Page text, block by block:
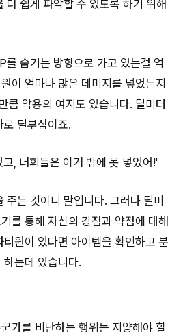
더 쉽게 파악할 수 있도록 하기 위해
를 숨기는 방향으로 가고 있는걸 억
이 얼마나 많은 데미지를 넣었는지
큼 악용의 여지도 있습니다. 딜미터
딜부심이죠.
, 너희들은 이거 밖에 못 넣었어!'
주는 것이니 말입니다. 그러나 딜미
를 통해 자신의 강점과 약점에 대해
원이 있다면 아이템을 확인하고 분
는데 있습니다.
가를 비난하는 행위는 지양해야 할